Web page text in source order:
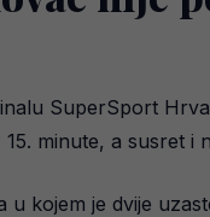
SuperSport
minute, a susret
u kojem je dvije